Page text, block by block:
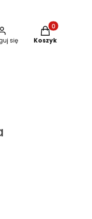
się
Produkty w
Koszyk